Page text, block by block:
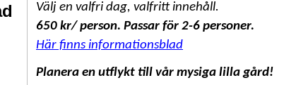
Välj en valfri dag, valfritt innehåll.
650 kr/ person. Passar för 2-6 personer.
Här finns informationsblad
Planera en utflykt till vår mysiga lilla gård!